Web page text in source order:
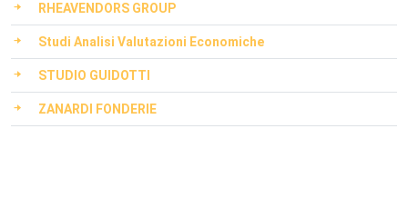
RHEAVENDORS GROUP
Studi Analisi Valutazioni Economiche
STUDIO GUIDOTTI
ZANARDI FONDERIE